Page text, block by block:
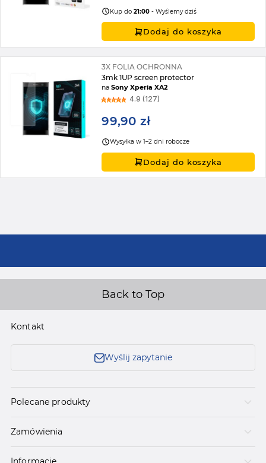
Kup do21:00 - Wyślemy dziś
Dodaj do koszyka
3X FOLIA OCHRONNA
3mk 1UP screen protector
naSony Xperia XA2
4.9 (127)
99,90 zł
Wysyłka w 1–2 dni robocze
Dodaj do koszyka
Back to Top
Kontakt
Wyślij zapytanie
Polecane produkty
Zamówienia